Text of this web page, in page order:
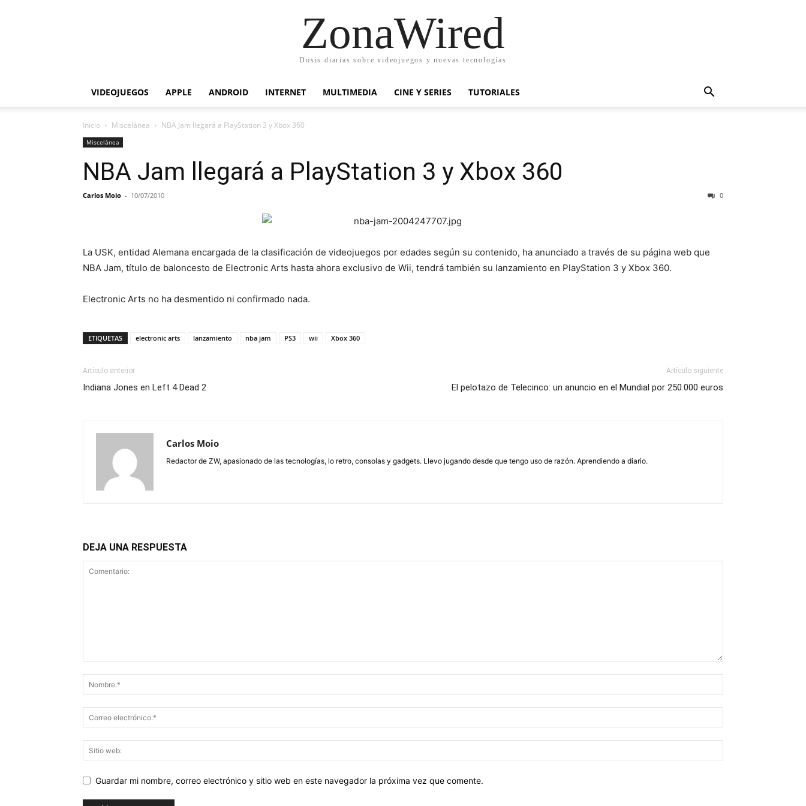
ZonaWired
Dosis diarias sobre videojuegos y nuevas tecnologías
VIDEOJUEGOS APPLE ANDROID INTERNET MULTIMEDIA CINE Y SERIES TUTORIALES
Inicio Miscelánea NBA Jam llegará a PlayStation 3 y Xbox 360
Miscelánea
NBA Jam llegará a PlayStation 3 y Xbox 360
Carlos Moio - 10/07/2010 0
La USK, entidad Alemana encargada de la clasificación de videojuegos por edades según su contenido, ha anunciado a través de su página web que
NBA Jam, título de baloncesto de Electronic Arts hasta ahora exclusivo de Wii, tendrá también su lanzamiento en PlayStation 3 y Xbox 360.
Electronic Arts no ha desmentido ni confirmado nada.
ETIQUETAS electronic arts lanzamiento nba jam PS3 wii Xbox 360
Artículo anterior
Indiana Jones en Left 4 Dead 2
Artículo siguiente
El pelotazo de Telecinco: un anuncio en el Mundial por 250.000 euros
Carlos Moio
Redactor de ZW, apasionado de las tecnologías, lo retro, consolas y gadgets. Llevo jugando desde que tengo uso de razón. Aprendiendo a diario.
DEJA UNA RESPUESTA
Guardar mi nombre, correo electrónico y sitio web en este navegador la próxima vez que comente.